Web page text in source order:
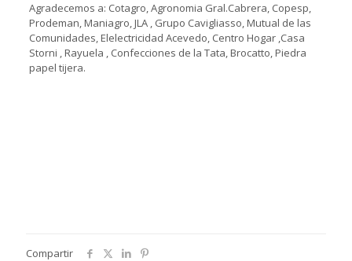
Agradecemos a: Cotagro, Agronomia Gral.Cabrera, Copesp,
Prodeman, Maniagro, JLA , Grupo Cavigliasso, Mutual de las
Comunidades, Elelectricidad Acevedo, Centro Hogar ,Casa
Storni , Rayuela , Confecciones de la Tata, Brocatto, Piedra
papel tijera.
Compartir